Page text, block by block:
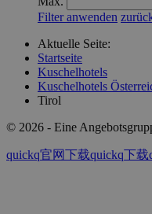
Filter anwenden
Aktuelle Seite:
Startseite
Kuschelhotels
Kuschelhotels
Tirol
© 2026 - Eine
quickq官网下载quickq下载